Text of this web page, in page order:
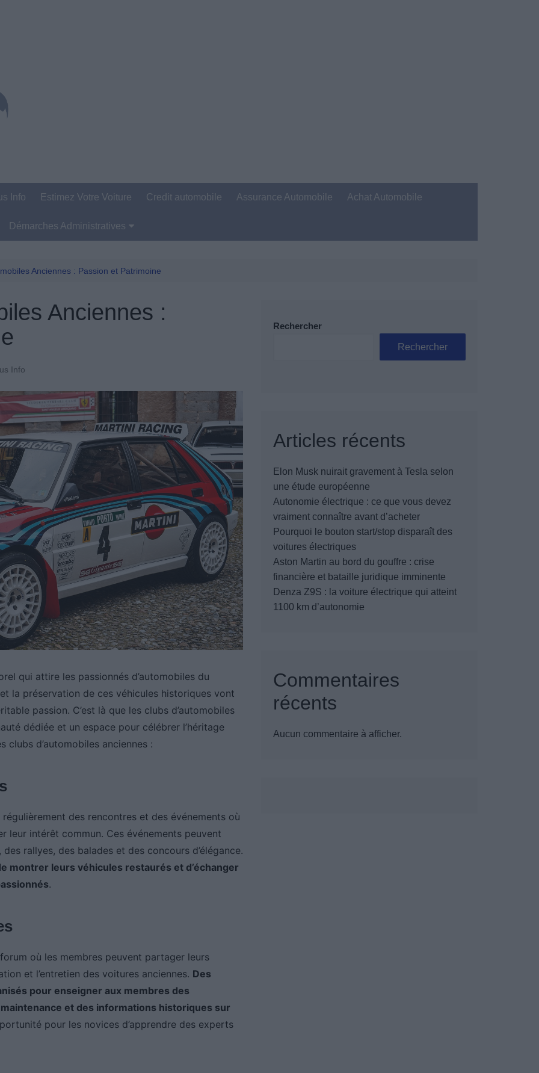
Info Estimez Votre Voiture Credit automobile Assurance Automobile Achat Automobile
Démarches Administratives
Permis De Conduire
Anciennes : Passion et Patrimoine
Anciennes :
Info
qui attire les passionnés d’automobiles du
la préservation de ces véhicules historiques vont
passion. C’est là que les clubs d’automobiles
dédiée et un espace pour célébrer l’héritage
clubs d’automobiles anciennes :
des rencontres et des événements où
leur intérêt commun. Ces événements peuvent
rallyes, des balades et des concours d’élégance.
montrer leurs véhicules restaurés et d’échanger
.
où les membres peuvent partager leurs
et l’entretien des voitures anciennes. Des
pour enseigner aux membres des
et des informations historiques sur
pour les novices d’apprendre des experts
Rechercher
Rechercher
Articles récents
Elon Musk nuirait gravement à Tesla selon
une étude européenne
Autonomie électrique : ce que vous devez
vraiment connaître avant d’acheter
Pourquoi le bouton start/stop disparaît des
voitures électriques
Aston Martin au bord du gouffre : crise
financière et bataille juridique imminente
Denza Z9S : la voiture électrique qui atteint
1100 km d’autonomie
Commentaires
récents
Aucun commentaire à afficher.